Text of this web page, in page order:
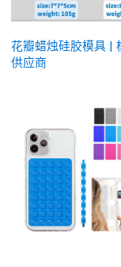
花瓣蜡烛硅胶模具 |
供应商